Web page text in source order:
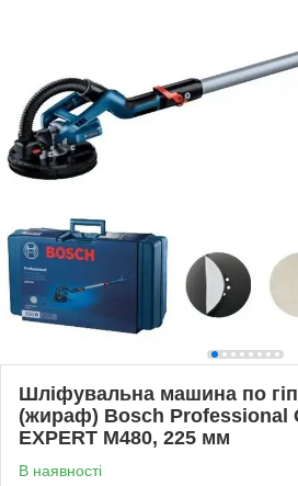
Шліфувальна машина по
(жираф) Bosch Professional
EXPERT M480, 225 мм
В наявності